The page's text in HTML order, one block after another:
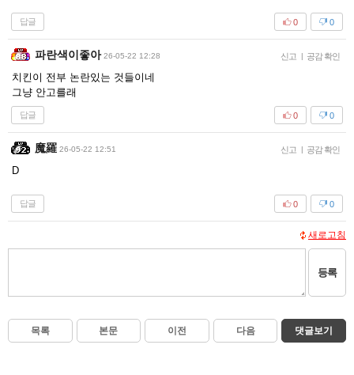
답글 0
0
파란색이좋아 26-05-22 12:28 신고 | 공감 확인
치킨이 전부 논란있는 것들이네
그냥 안고를래
답글 0
0
魔羅 26-05-22 12:51 신고 | 공감 확인
D
답글 0
0
새로고침
등록
목록 본문 이전 다음 댓글보기